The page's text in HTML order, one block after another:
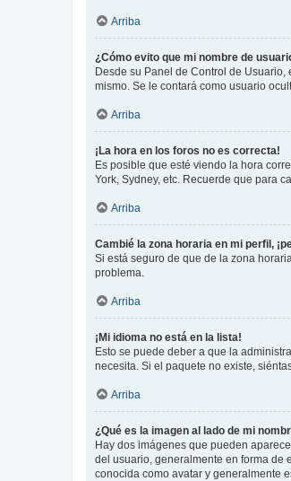
Arriba
¿Cómo evito que mi nombre de
Desde su Panel de Control de
mismo. Se le contará como usuario
Arriba
¡La hora en los foros no es correcta!
Es posible que esté viendo la hora
York, Sydney, etc. Recuerde que para
Arriba
Cambié la zona horaria en mi perfil,
Si está seguro de que de la zona
problema.
Arriba
¡Mi idioma no está en la lista!
Esto se puede deber a que la
necesita. Si el paquete no existe,
Arriba
¿Qué es la imagen al lado de mi
Hay dos imágenes que pueden
del usuario, generalmente en forma de
conocida como avatar y generalmente